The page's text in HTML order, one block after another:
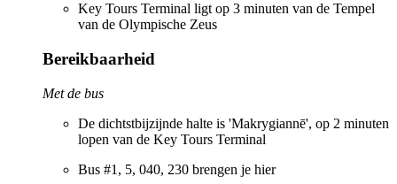
Key Tours Terminal ligt op 3 minuten van de Tempel
van de Olympische Zeus
Bereikbaarheid
Met de bus
De dichtstbijzijnde halte is 'Makrygiannē', op 2 minuten
lopen van de Key Tours Terminal
Bus #1, 5, 040, 230 brengen je hier